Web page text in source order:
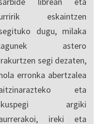
eskaintzen
dugu, milaka
astero
segi dezaten,
erronka abertzalea
eta
argiki
ireki eta